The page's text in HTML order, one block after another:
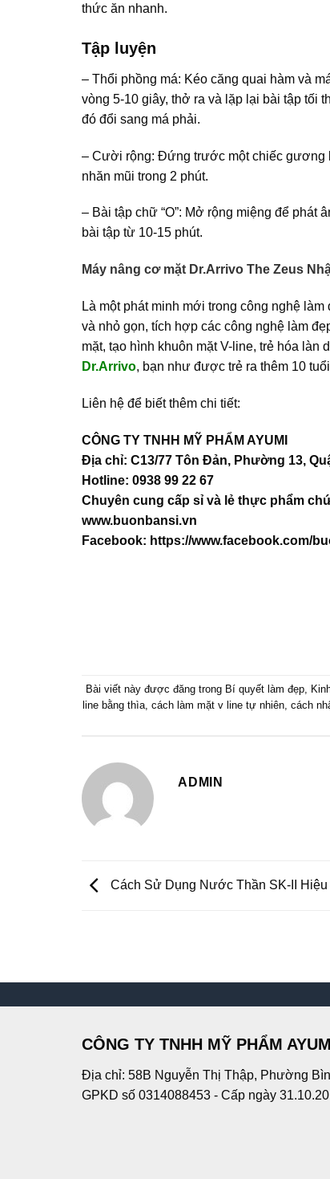
thức ăn nhanh.
Tập luyện
– Thổi phồng má: Kéo căng quai hàm và
vòng 5-10 giây, thở ra và lặp lại bài tập tối
đó đổi sang má phải.
– Cười rộng: Đứng trước một chiếc gương
nhăn mũi trong 2 phút.
– Bài tập chữ “O”: Mở rộng miệng để phát
bài tập từ 10-15 phút.
Máy nâng cơ mặt Dr.Arrivo The Zeus
Là một phát minh mới trong công nghệ
và nhỏ gọn, tích hợp các công nghệ làm
mặt, tạo hình khuôn mặt V-line, trẻ hóa làn
Dr.Arrivo, bạn như được trẻ ra thêm 10
Liên hệ để biết thêm chi tiết:
CÔNG TY TNHH MỸ PHẨM AYUMI
Địa chỉ: C13/77 Tôn Đản, Phường 13,
Hotline: 0938 99 22 67
Chuyên cung cấp sỉ và lẻ thực phẩm
www.buonbansi.vn
Facebook: https://www.facebook.com/
Bài viết này được đăng trong Bí quyết làm đẹp
line bằng thìa cách làm mặt v line tự nhiên cách
ADMIN
Cách Sử Dụng Nước Thần SK-II Hiệu
CÔNG TY TNHH MỸ PHẨM
Địa chỉ: 58B Nguyễn Thị Thập, Phường
GPKD số 0314088453 - Cấp ngày